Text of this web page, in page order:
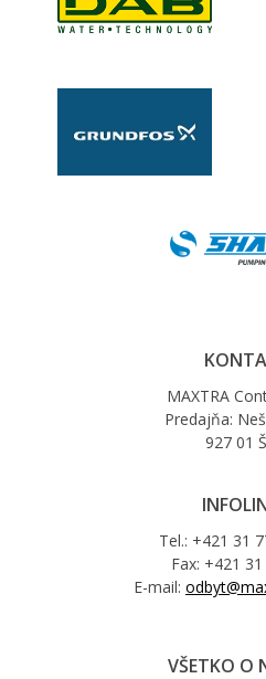
MAXTRA
Predajňa:
927 01
Tel.: +421 31
Fax: +421
E-mail:
VŠETKO O